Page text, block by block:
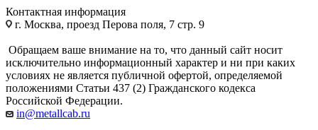
Контактная информация
г. Москва, проезд Перова поля, 7 стр. 9
Обращаем ваше внимание на то, что данный сайт носит
исключительно информационный характер и ни при каких
условиях не является публичной офертой, определяемой
положениями Статьи 437 (2) Гражданского кодекса
Российской Федерации.
in@metallcab.ru